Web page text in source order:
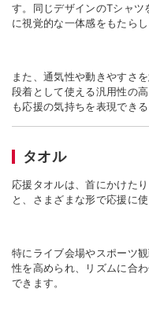
す。同じデザインのTシャツ
に視覚的な一体感をもたら
また、通気性や動きやすさ
段着として使える汎用性の
も応援の気持ちを表現でき
タオル
応援タオルは、首にかけた
と、さまざまな形で応援に
特にライブ会場やスポーツ
性を高められ、リズムに合
できます。